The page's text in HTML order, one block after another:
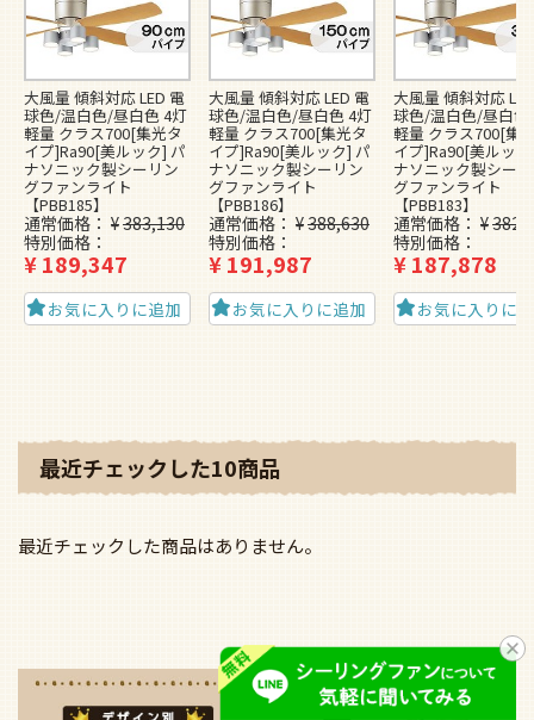
大風量 傾斜対応 LED 電
球色/温白色/昼白色 4灯
軽量 クラス700[集光タ
イプ]Ra90[美ルック] パ
ナソニック製シーリン
グファンライト
【PBB185】
通常価格 ¥383,130
特別価格
¥189,347
お気に入りに追加
大風量 傾斜対応 LED 電
球色/温白色/昼白色 4灯
軽量 クラス700[集光タ
イプ]Ra90[美ルック] パ
ナソニック製シーリン
グファンライト
【PBB186】
通常価格 ¥388,630
特別価格
¥191,987
お気に入りに追加
大風量 傾斜対応
球色/温白色/昼白色
軽量 クラス700[集
イプ]Ra90[美ルッ
ナソニック製シー
グファンライト
【PBB183】
通常価格 ¥
特別価格
¥187,878
お気に入りに
最近チェックした10商品
最近チェックした商品はありません。